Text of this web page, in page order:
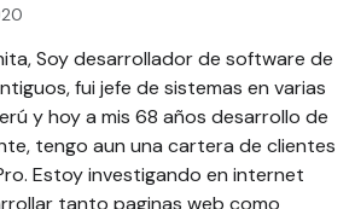
Soy desarrollador de software de
fui jefe de sistemas en varias
y hoy a mis 68 años desarrollo de
tengo aun una cartera de clientes
Estoy investigando en internet
tanto paginas web como